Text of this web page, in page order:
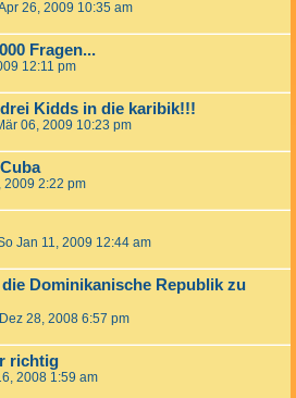
26, 2009 10:35 am
Fragen...
12:11 pm
Kidds in die karibik!!!
06, 2009 10:23 pm
2009 2:22 pm
Jan 11, 2009 12:44 am
Dominikanische Republik zu
28, 2008 6:57 pm
richtig
2008 1:59 am